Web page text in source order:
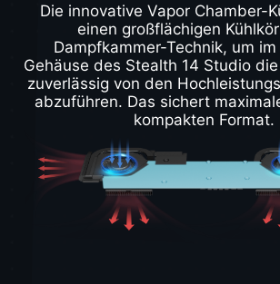
Die innovative Vapor Chamber-
einen großflächigen
Dampfkammer-Technik, um
Gehäuse des Stealth 14 Studio
zuverlässig von den
abzuführen. Das sichert
kompakten Format.